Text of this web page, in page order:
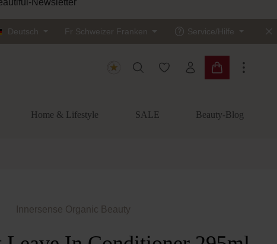
Deutsch Fr Schweizer Franken Service/Hilfe
Du hast 0 Produkte auf
Warenkorb
Home & Lifestyle SALE Beauty-Blog
Innersense Organic Beauty